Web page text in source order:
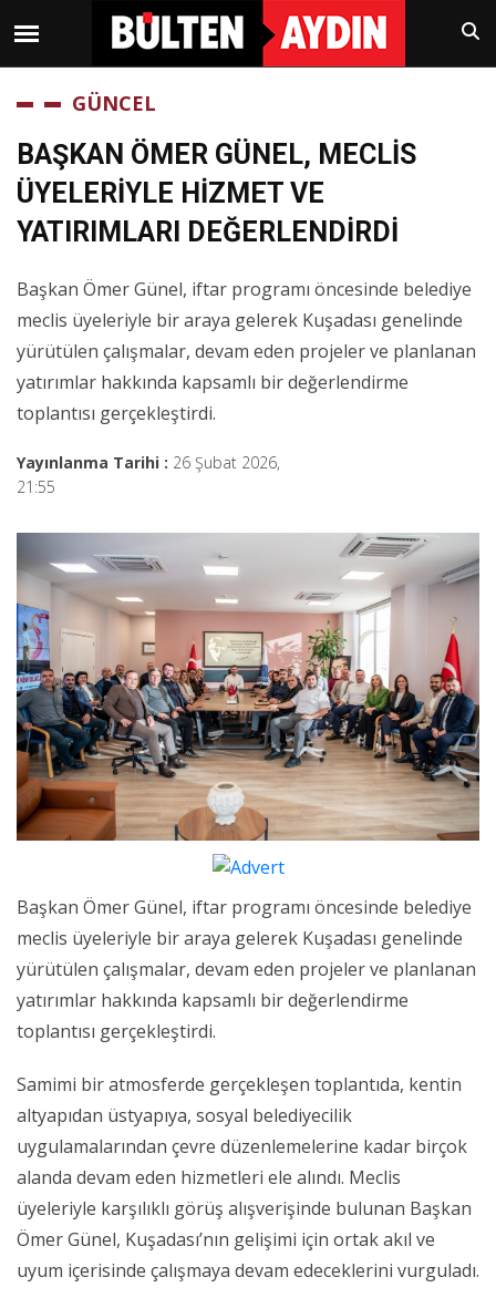
GÜNCEL
BAŞKAN ÖMER GÜNEL, MECLİS
ÜYELERİYLE HİZMET VE
YATIRIMLARI DEĞERLENDİRDİ
Başkan Ömer Günel, iftar programı öncesinde belediye
meclis üyeleriyle bir araya gelerek Kuşadası genelinde
yürütülen çalışmalar, devam eden projeler ve planlanan
yatırımlar hakkında kapsamlı bir değerlendirme
toplantısı gerçekleştirdi.
Yayınlanma Tarihi : 26 Şubat 2026,
21:55
Başkan Ömer Günel, iftar programı öncesinde belediye
meclis üyeleriyle bir araya gelerek Kuşadası genelinde
yürütülen çalışmalar, devam eden projeler ve planlanan
yatırımlar hakkında kapsamlı bir değerlendirme
toplantısı gerçekleştirdi.
Samimi bir atmosferde gerçekleşen toplantıda, kentin
altyapıdan üstyapıya, sosyal belediyecilik
uygulamalarından çevre düzenlemelerine kadar birçok
alanda devam eden hizmetleri ele alındı. Meclis
üyeleriyle karşılıklı görüş alışverişinde bulunan Başkan
Ömer Günel, Kuşadası’nın gelişimi için ortak akıl ve
uyum içerisinde çalışmaya devam edeceklerini vurguladı.